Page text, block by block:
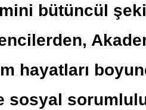
bütüncül
hayatları
sosyal